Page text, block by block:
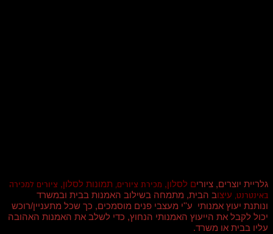
גלריית יוצרים, ציורים לסלון, מכירת ציורים, תמונות לסלון, ציורים למכירה
באינטרנט, עיצוב הבית, מתמחה בשילוב האמנות בבית ובמשרד
ונותנת יעוץ אמנותי ע''י מעצבי פנים מוסמכים, כך שכל מתעניין/רוכש
יכול לקבל את הייעוץ האמנותי הנחוץ, כדי לשלב את האמנות האהובה
עליו בבית או משרד.